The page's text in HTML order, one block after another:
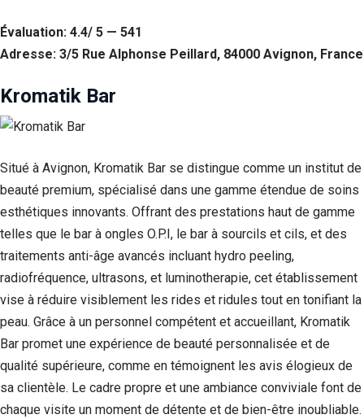
Évaluation: 4.4/ 5 — 541
Adresse: 3/5 Rue Alphonse Peillard, 84000 Avignon, France
Kromatik Bar
Situé à Avignon, Kromatik Bar se distingue comme un institut de
beauté premium, spécialisé dans une gamme étendue de soins
esthétiques innovants. Offrant des prestations haut de gamme
telles que le bar à ongles O.P.I, le bar à sourcils et cils, et des
traitements anti-âge avancés incluant hydro peeling,
radiofréquence, ultrasons, et luminotherapie, cet établissement
vise à réduire visiblement les rides et ridules tout en tonifiant la
peau. Grâce à un personnel compétent et accueillant, Kromatik
Bar promet une expérience de beauté personnalisée et de
qualité supérieure, comme en témoignent les avis élogieux de
sa clientèle. Le cadre propre et une ambiance conviviale font de
chaque visite un moment de détente et de bien-être inoubliable.